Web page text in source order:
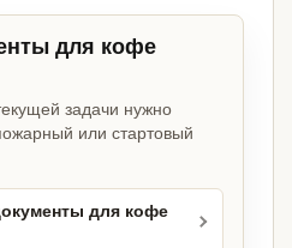
для кофе
задачи нужно
или стартовый
для кофе